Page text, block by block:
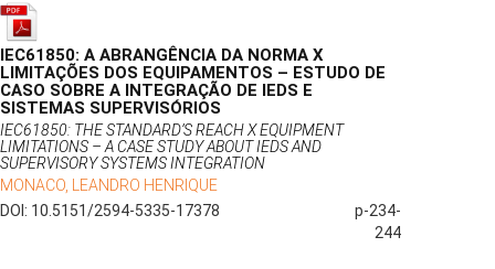
IEC61850: A ABRANGÊNCIA DA NORMA X
LIMITAÇÕES DOS EQUIPAMENTOS – ESTUDO DE
CASO SOBRE A INTEGRAÇÃO DE IEDS E
SISTEMAS SUPERVISÓRIOS
IEC61850: THE STANDARD’S REACH X EQUIPMENT
LIMITATIONS – A CASE STUDY ABOUT IEDS AND
SUPERVISORY SYSTEMS INTEGRATION
MONACO, LEANDRO HENRIQUE
DOI: 10.5151/2594-5335-17378
p-234-
244